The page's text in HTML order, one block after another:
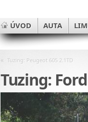
ÚVOD AUTA
« Tuzing: Peugeot 605 2.1TD
Tuzing: